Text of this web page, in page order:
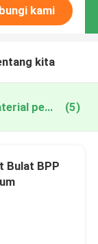
kami
kita
bpp spherical graphite anode material pembuatan online (5)
Bulat BPP